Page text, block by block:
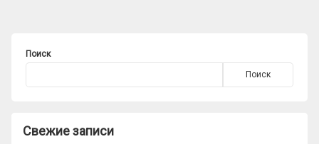
Поиск
Поиск
Свежие записи